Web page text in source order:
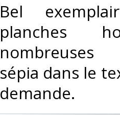
‎Bel
planches
sépia dans le
demande.‎